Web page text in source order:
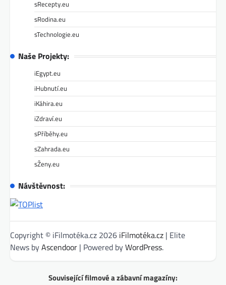
sRecepty.eu
sRodina.eu
sTechnologie.eu
Naše Projekty:
iEgypt.eu
iHubnutí.eu
iKáhira.eu
iZdraví.eu
sPříběhy.eu
sZahrada.eu
sŽeny.eu
Návštěvnost:
Copyright © iFilmotéka.cz 2026 iFilmotéka.cz | Elite
News byAscendoor | Powered byWordPress.
Související filmové a zábavní magazíny: